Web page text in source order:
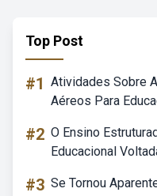
Top Post
#1 Atividades Sobre
Aéreos Para
#2 O Ensino
Educacional
#3 Se Tornou